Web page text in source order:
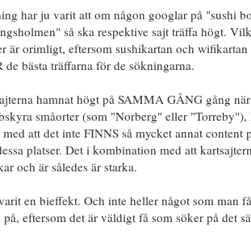
har ju varit att om någon googlar på "sushi
så ska respektive sajt träffa högt.
är orimligt, eftersom sushikartan och wifikartan
bästa träffarna för de sökningarna.
hamnat högt på SAMMA GÅNG gång
småorter (som "Norberg" eller "Torreby"),
att det inte FINNS så mycket annat content
platser. Det i kombination med att
och är således är starka.
en bieffekt. Och inte heller något som man
eftersom det är väldigt få som söker på det